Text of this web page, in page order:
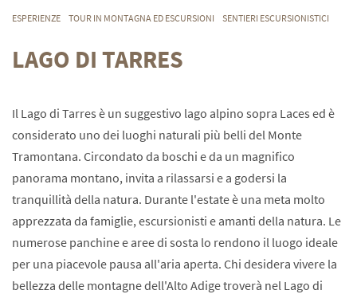
ESPERIENZE TOUR IN MONTAGNA ED ESCURSIONI SENTIERI ESCURSIONISTICI
LAGO DI TARRES
Il Lago di Tarres è un suggestivo lago alpino sopra Laces ed è
considerato uno dei luoghi naturali più belli del Monte
Tramontana. Circondato da boschi e da un magnifico
panorama montano, invita a rilassarsi e a godersi la
tranquillità della natura. Durante l'estate è una meta molto
apprezzata da famiglie, escursionisti e amanti della natura. Le
numerose panchine e aree di sosta lo rendono il luogo ideale
per una piacevole pausa all'aria aperta. Chi desidera vivere la
bellezza delle montagne dell'Alto Adige troverà nel Lago di